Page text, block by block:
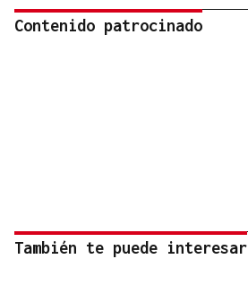
Contenido patrocinado
También te puede interesar